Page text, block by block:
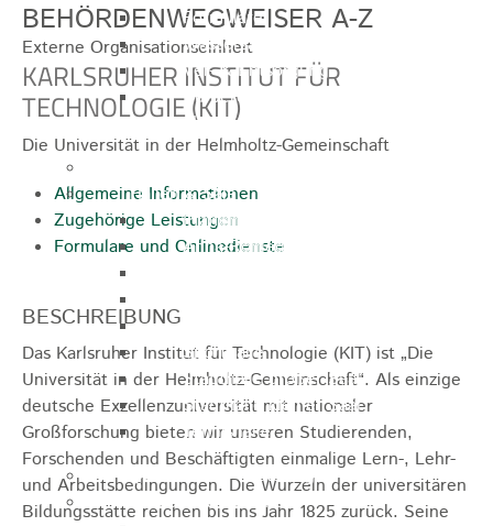
Formulare
Wasserzähler
Ver- & Entsorgung
Rufbereitschaft / Störungsdienste /
Stadtjäger
Hallen & Säle
Pfaffenberghalle
Anna-Rohleder-Saal
Sporthalle
Stadthalle großer Saal
Stadthalle kleiner Saal
Tennishalle
Qualifizierter Mietspiegel
Steuern & Gebühren
BEHÖRDENWEGWEISER
Externe Organisationseinheit
KARLSRUHER INSTITUT FÜR
TECHNOLOGIE (KIT)
Die Universität in der Helmholtz-Gemeinschaft
Allgemeine Informationen
Zugehörige Leistungen
Formulare und Onlinedienste
BESCHREIBUNG
Das Karlsruher Institut für Technologie (KIT) ist „Die
Universität in der Helmholtz-Gemeinschaft“. Als einzige
deutsche Exzellenzuniversität mit nationaler
Großforschung bieten wir unseren Studierenden,
Forschenden und Beschäftigten einmalige Lern-, Lehr-
und Arbeitsbedingungen. Die Wurzeln der universitären
Bildungsstätte reichen bis ins Jahr 1825 zurück. Seine